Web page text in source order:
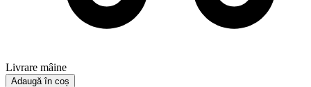
Livrare mâine
Adaugă în coș